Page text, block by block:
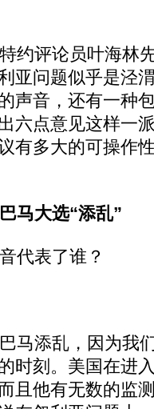
约评论员叶海林
亚问题似乎是泾
声音，还有一种
六点意见这样一
有多大的可操作
马大选“添乱”
代表了谁？
马添乱，因为我
时刻。美国在进
且他有无数的监